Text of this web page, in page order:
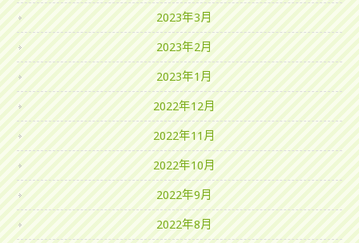
2023年3月
2023年2月
2023年1月
2022年12月
2022年11月
2022年10月
2022年9月
2022年8月